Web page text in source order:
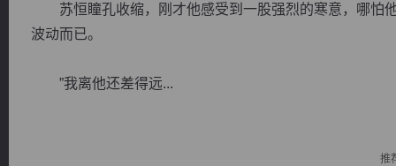
苏恒瞳孔收缩，刚才他感受到一股强烈的寒意，哪怕
波动而已。
”我离他还差得远...
推